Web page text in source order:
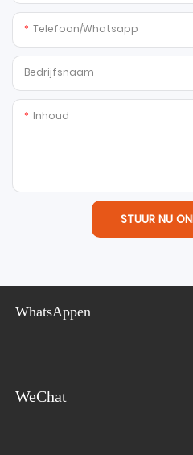
Telefoon/whatsapp
Bedrijfsnaam
Inhoud
STUUR NU
WhatsAppen
WeChat